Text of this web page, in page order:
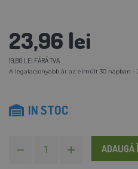
23,96 lei
19,80 LEI FĂRĂ TVA
A legalacsonyabb ár az elmúlt 30 napban -
IN STOC
ADAUGĂ